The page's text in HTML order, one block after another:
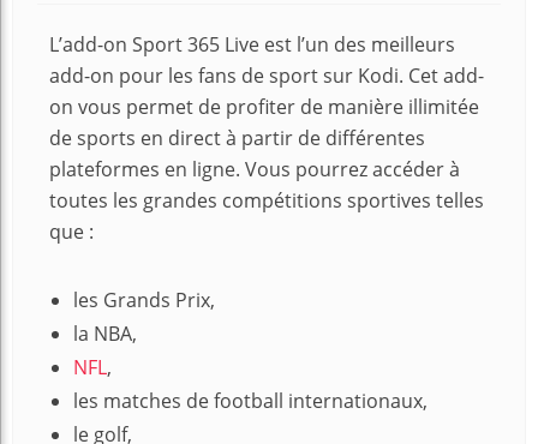
L’add-on Sport 365 Live est l’un des meilleurs
add-on pour les fans de sport sur Kodi. Cet add-
on vous permet de profiter de manière illimitée
de sports en direct à partir de différentes
plateformes en ligne. Vous pourrez accéder à
toutes les grandes compétitions sportives telles
que :
les Grands Prix,
la NBA,
NFL,
les matches de football internationaux,
le golf,